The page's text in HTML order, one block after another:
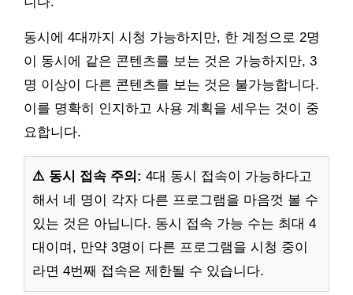
동시에 4대까지 시청 가능하지만, 한 계정으로 2명
이 동시에 같은 콘텐츠를 보는 것은 가능하지만, 3
명 이상이 다른 콘텐츠를 보는 것은 불가능합니다.
이를 명확히 인지하고 사용 계획을 세우는 것이 중
요합니다.
⚠️ 동시 접속 주의: 4대 동시 접속이 가능하다고
해서 네 명이 각자 다른 프로그램을 마음껏 볼 수
있는 것은 아닙니다. 동시 접속 가능 수는 최대 4
대이며, 만약 3명이 다른 프로그램을 시청 중이
라면 4번째 접속은 제한될 수 있습니다.